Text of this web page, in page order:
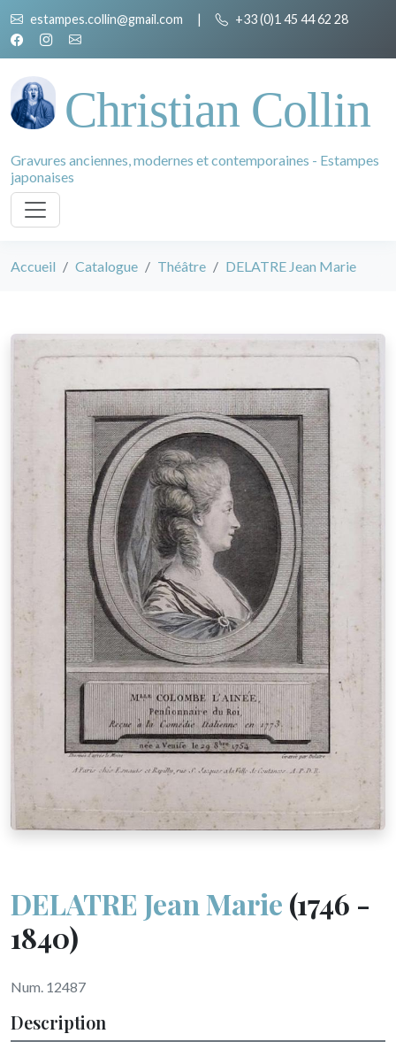
estampes.collin@gmail.com | +33 (0)1 45 44 62 28
Christian Collin
Gravures anciennes, modernes et contemporaines - Estampes
japonaises
Accueil Catalogue Théâtre DELATRE Jean Marie
DELATRE Jean Marie (1746 -
1840)
Num. 12487
Description